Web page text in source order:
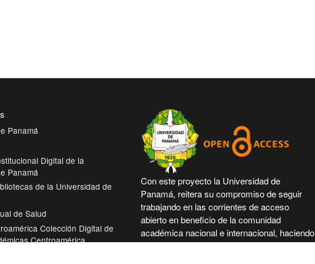
Panamá
Digital de la
Panamá
de la Universidad de
de Salud
Colección Digital de
Centroamérica
Con este proyecto la Universidad de
Panamá, reitera su compromiso de seguir
trabajando en las corrientes de acceso
abierto en beneficio de la comunidad
académica nacional e internacional, haciendo
más accesible su producción científica e